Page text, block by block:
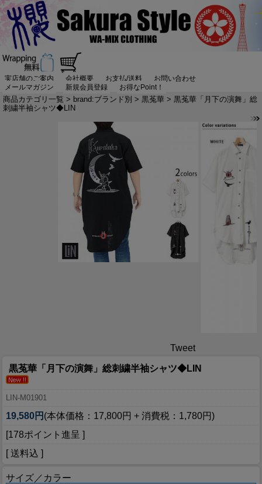
実店舗のご案内 会社概要 お支払/送料
お問い合わせ
メールマガジン
新規会員登録 お得なPoint！
商品カテゴリ一覧 > brand:ブランド別 > 黒菟華 > 黒菟華「月下の演舞」総
刺繍半袖シャツ◆LIN
Tweet
黒菟華「月下の演舞」総刺繍半袖シャツ◆LIN
LIN-M01901
19,580円 (本体価格：17,800円 + 消費税：1,780円)
[178ポイント進呈 ]
[ 送料込 ]
サイズ／カラー